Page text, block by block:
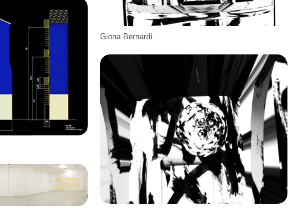
Giona Bernardi.